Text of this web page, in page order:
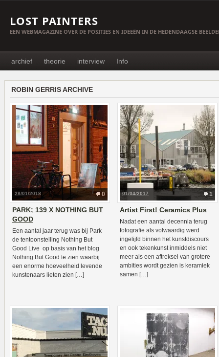
LOST PAINTERS
EEN WEBMAGAZINE OVER DE POSITIES EN IDEEËN IN DE HEDENDAAGSE
archief theorie interview Info
ROBIN GERRIS ARCHIVE
0
28/01/2018
PARK; 139 X NOTHING BUT
GOOD
Een aantal jaar terug was bij Park
de tentoonstelling Nothing But
Good Live op basis van het blog
Nothing But Good te zien waarbij
een enorme hoeveelheid levende
kunstenaars lieten zien […]
1
01/04/2017
Artist First! Ceramics Plus
Nadat een aantal decennia terug
fotografie als volwaardig werd
ingelijfd binnen het kunstdiscours
en ook tekenkunst inmiddels niet
meer als een aftreksel van grotere
ambities wordt gezien is keramiek
samen […]